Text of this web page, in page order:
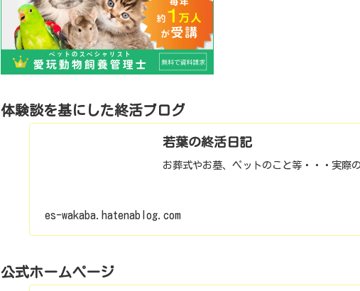
体験談を基にした終活ブログ
若葉の終活日記
お葬式やお墓、ペットのこと等・・・実際
es-wakaba.hatenablog.com
公式ホームページ